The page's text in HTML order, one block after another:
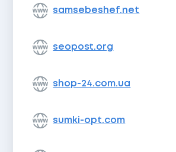
samsebeshef.net
seopost.org
shop-24.com.ua
sumki-opt.com